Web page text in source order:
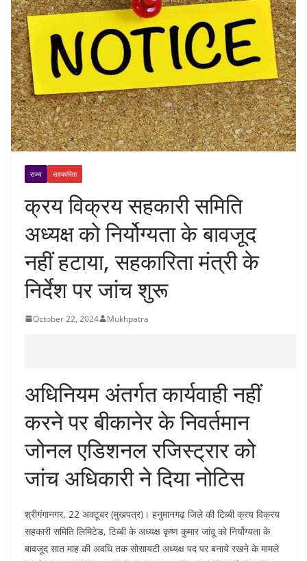
राज्य सहकारिता
क्रय विक्रय सहकारी समिति
अध्यक्ष को निर्योग्यता के बावजूद
नहीं हटाया, सहकारिता मंत्री के
निर्देश पर जांच शुरू
October 22, 2024 Mukhpatra
अधिनियम अंतर्गत कार्यवाही नहीं
करने पर बीकानेर के निवर्तमान
जोनल एडिशनल रजिस्ट्रार को
जांच अधिकारी ने दिया नोटिस
श्रीगंगानगर, 22 अक्टूबर (मुखपत्र)। हनुमानगढ़ जिले की टिब्बी क्रय विक्रय
सहकारी समिति लिमिटेड, टिब्बी के अध्यक्ष कृष्ण कुमार जांदू को निर्योग्यता के
बावजूद सात माह की अवधि तक सोसायटी अध्यक्ष पद पर बनाये रखने के मामले